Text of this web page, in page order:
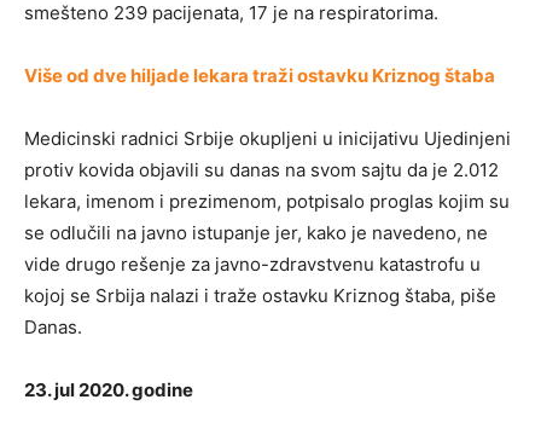
smešteno 239 pacijenata, 17 je na respiratorima.
Više od dve hiljade lekara traži ostavku Kriznog štaba
Medicinski radnici Srbije okupljeni u inicijativu Ujedinjeni
protiv kovida objavili su danas na svom sajtu da je 2.012
lekara, imenom i prezimenom, potpisalo proglas kojim su
se odlučili na javno istupanje jer, kako je navedeno, ne
vide drugo rešenje za javno-zdravstvenu katastrofu u
kojoj se Srbija nalazi i traže ostavku Kriznog štaba, piše
Danas.
23. jul 2020. godine